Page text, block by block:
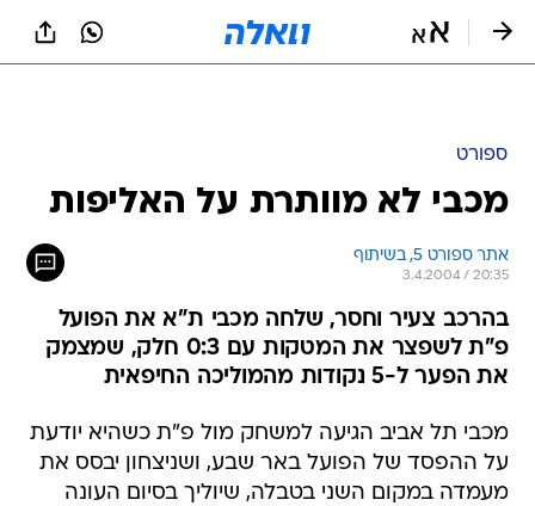
ספורט
מכבי לא מוותרת על האליפות
אתר ספורט 5, בשיתוף
3.4.2004 / 20:35
בהרכב צעיר וחסר, שלחה מכבי ת"א את הפועל
פ"ת לשפצר את המטקות עם 0:3 חלק, שמצמק
את הפער ל-5 נקודות מהמוליכה החיפאית
מכבי תל אביב הגיעה למשחק מול פ"ת כשהיא יודעת
על ההפסד של הפועל באר שבע, ושניצחון יבסס את
מעמדה במקום השני בטבלה, שיוליך בסיום העונה